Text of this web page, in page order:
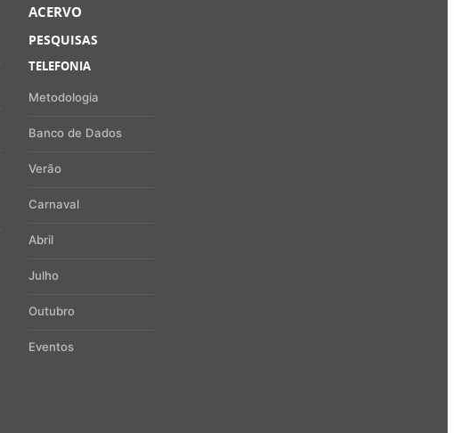
ACERVO
PESQUISAS
TELEFONIA
Metodologia
Banco de Dados
Verão
Carnaval
Abril
Julho
Outubro
Eventos